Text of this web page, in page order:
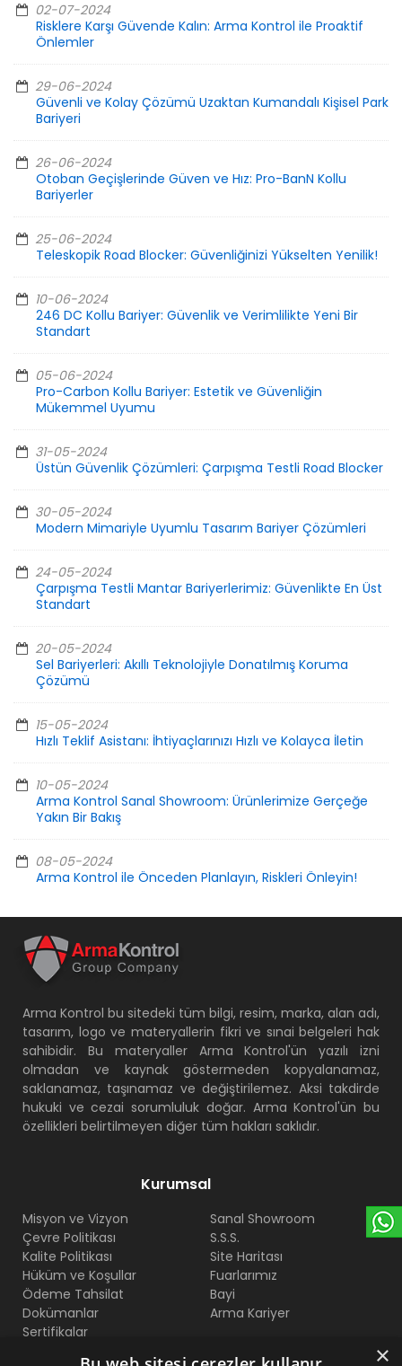
02-07-2024
Risklere Karşı Güvende Kalın: Arma Kontrol ile Proaktif
Önlemler
29-06-2024
Güvenli ve Kolay Çözümü Uzaktan Kumandalı Kişisel Park
Bariyeri
26-06-2024
Otoban Geçişlerinde Güven ve Hız: Pro-BanN Kollu
Bariyerler
25-06-2024
Teleskopik Road Blocker: Güvenliğinizi Yükselten Yenilik!
10-06-2024
246 DC Kollu Bariyer: Güvenlik ve Verimlilikte Yeni Bir
Standart
05-06-2024
Pro-Carbon Kollu Bariyer: Estetik ve Güvenliğin
Mükemmel Uyumu
31-05-2024
Üstün Güvenlik Çözümleri: Çarpışma Testli Road Blocker
30-05-2024
Modern Mimariyle Uyumlu Tasarım Bariyer Çözümleri
24-05-2024
Çarpışma Testli Mantar Bariyerlerimiz: Güvenlikte En Üst
Standart
20-05-2024
Sel Bariyerleri: Akıllı Teknolojiyle Donatılmış Koruma
Çözümü
15-05-2024
Hızlı Teklif Asistanı: İhtiyaçlarınızı Hızlı ve Kolayca İletin
10-05-2024
Arma Kontrol Sanal Showroom: Ürünlerimize Gerçeğe
Yakın Bir Bakış
08-05-2024
Arma Kontrol ile Önceden Planlayın, Riskleri Önleyin!
Arma Kontrol bu sitedeki tüm bilgi, resim, marka, alan adı,
tasarım, logo ve materyallerin fikri ve sınai belgeleri hak
sahibidir. Bu materyaller Arma Kontrol'ün yazılı izni
olmadan ve kaynak göstermeden kopyalanamaz,
saklanamaz, taşınamaz ve değiştirilemez. Aksi takdirde
hukuki ve cezai sorumluluk doğar. Arma Kontrol'ün bu
özellikleri belirtilmeyen diğer tüm hakları saklıdır.
Kurumsal
Misyon ve Vizyon
Çevre Politikası
Kalite Politikası
Hüküm ve Koşullar
Ödeme Tahsilat
Dokümanlar
Sertifikalar
Sanal Showroom
S.S.S.
Site Haritası
Fuarlarımız
Bayi
Arma Kariyer
×